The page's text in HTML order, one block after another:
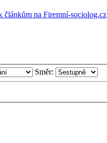
článkům na Firemní-sociolog.cz
Směr: